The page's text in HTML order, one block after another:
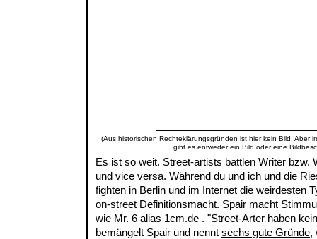
(Aus historischen Rechteklärungsgründen ist hier kein Bild. Aber
gibt es entweder ein Bild oder eine
Es ist so weit. Street-artists battlen Writer bzw.
und vice versa. Während du und ich und die
fighten in Berlin und im Internet die weirdesten
on-street Definitionsmacht. Spair macht
wie Mr. 6 alias 1cm.de . "Street-Arter haben
bemängelt Spair und nennt sechs gute Gründe,